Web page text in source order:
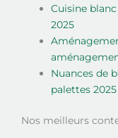
Cuisine
2025
Nuances de
palettes 2025
Nos meilleurs